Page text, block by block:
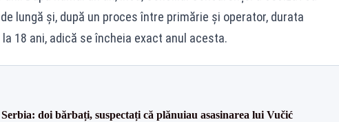
lungă și, după un proces între primărie și operator, durata
18 ani, adică se încheia exact anul acesta.
doi bărbați, suspectați că plănuiau asasinarea lui Vučić